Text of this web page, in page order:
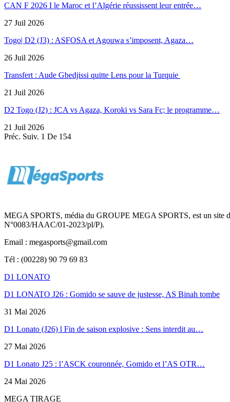
CAN F 2026 I le Maroc et l’Algérie réussissent leur entrée…
27 Juil 2026
Togo| D2 (J3) : ASFOSA et Agouwa s’imposent, Agaza…
26 Juil 2026
Transfert : Aude Gbedjissi quitte Lens pour la Turquie
21 Juil 2026
D2 Togo (J2) : JCA vs Agaza, Koroki vs Sara Fc; le programme…
21 Juil 2026
Préc. Suiv. 1 De 154
MEGA SPORTS, média du GROUPE MEGA SPORTS, est un site
N°0083/HAAC/01-2023/pl/P).
Email : megasports@gmail.com
Tél : (00228) 90 79 69 83
D1 LONATO
D1 LONATO J26 : Gomido se sauve de justesse, AS Binah tombe
31 Mai 2026
D1 Lonato (J26) l Fin de saison explosive : Sens interdit au…
27 Mai 2026
D1 Lonato J25 : l’ASCK couronnée, Gomido et l’AS OTR…
24 Mai 2026
MEGA TIRAGE